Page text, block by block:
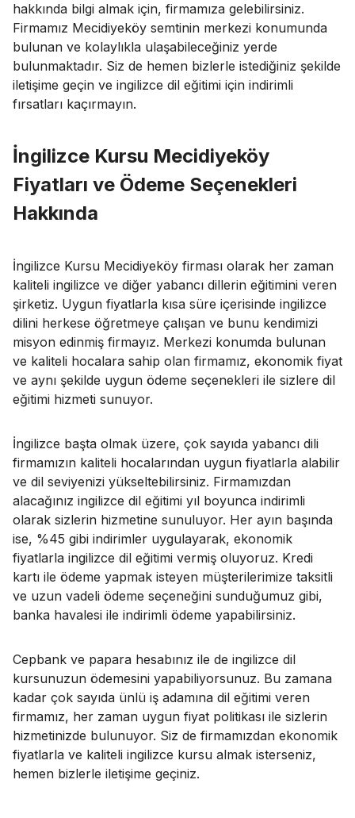
hakkında bilgi almak için, firmamıza gelebilirsiniz.
Firmamız Mecidiyeköy semtinin merkezi konumunda
bulunan ve kolaylıkla ulaşabileceğiniz yerde
bulunmaktadır. Siz de hemen bizlerle istediğiniz şekilde
iletişime geçin ve ingilizce dil eğitimi için indirimli
fırsatları kaçırmayın.
İngilizce Kursu Mecidiyeköy
Fiyatları ve Ödeme Seçenekleri
Hakkında
İngilizce Kursu Mecidiyeköy firması olarak her zaman
kaliteli ingilizce ve diğer yabancı dillerin eğitimini veren
şirketiz. Uygun fiyatlarla kısa süre içerisinde ingilizce
dilini herkese öğretmeye çalışan ve bunu kendimizi
misyon edinmiş firmayız. Merkezi konumda bulunan
ve kaliteli hocalara sahip olan firmamız, ekonomik fiyat
ve aynı şekilde uygun ödeme seçenekleri ile sizlere dil
eğitimi hizmeti sunuyor.
İngilizce başta olmak üzere, çok sayıda yabancı dili
firmamızın kaliteli hocalarından uygun fiyatlarla alabilir
ve dil seviyenizi yükseltebilirsiniz. Firmamızdan
alacağınız ingilizce dil eğitimi yıl boyunca indirimli
olarak sizlerin hizmetine sunuluyor. Her ayın başında
ise, %45 gibi indirimler uygulayarak, ekonomik
fiyatlarla ingilizce dil eğitimi vermiş oluyoruz. Kredi
kartı ile ödeme yapmak isteyen müşterilerimize taksitli
ve uzun vadeli ödeme seçeneğini sunduğumuz gibi,
banka havalesi ile indirimli ödeme yapabilirsiniz.
Cepbank ve papara hesabınız ile de ingilizce dil
kursunuzun ödemesini yapabiliyorsunuz. Bu zamana
kadar çok sayıda ünlü iş adamına dil eğitimi veren
firmamız, her zaman uygun fiyat politikası ile sizlerin
hizmetinizde bulunuyor. Siz de firmamızdan ekonomik
fiyatlarla ve kaliteli ingilizce kursu almak isterseniz,
hemen bizlerle iletişime geçiniz.